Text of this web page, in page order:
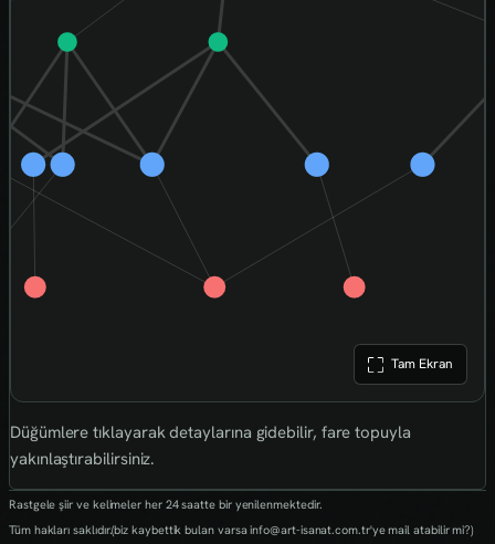
Tam Ekran
Düğümlere tıklayarak detaylarına gidebilir, fare topuyla
yakınlaştırabilirsiniz.
Rastgele şiir ve kelimeler her 24 saatte bir yenilenmektedir.
Tüm hakları saklıdır.(biz kaybettik bulan varsa info@art-isanat.com.tr'ye mail atabilir mi?)